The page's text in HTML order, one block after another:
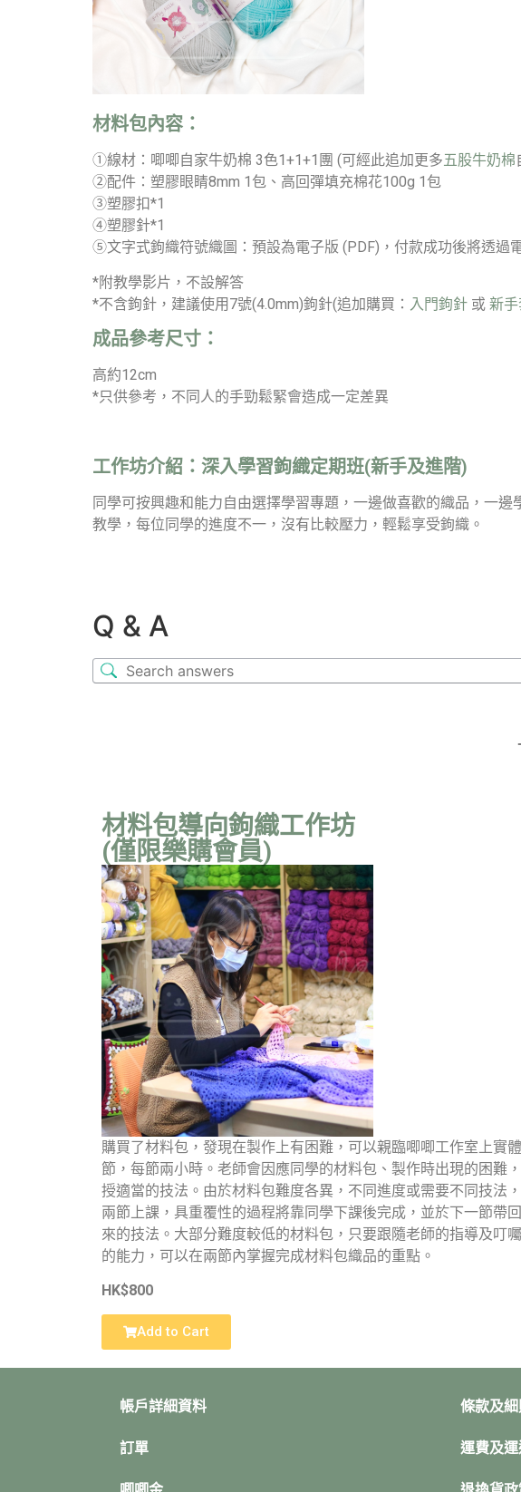
材料包內容：
①線材：唧唧自家牛奶棉 3色1+1+1團 (可經此追加更多五股牛奶棉
②配件：塑膠眼睛8mm 1包、高回彈填充棉花100g 1包
③塑膠扣*1
④塑膠針*1
⑤文字式鉤織符號織圖 ：預設為電子版 (PDF)，付款成功後將透
*附教學影片，不設解答
*不含鉤針，建議使用7號(4.0mm)鉤針(追加購買： 入門鉤針 或 新
成品參考尺寸：
高約12cm
*只供參考，不同人的手勁鬆緊會造成一定差異
工作坊介紹： 深入學習鉤織定期班(新手及進階)
同學可按興趣和能力自由選擇學習專題，一邊做喜歡的織品，一
教學，每位同學的進度不一，沒有比較壓力，輕鬆享受鉤織。
Q & A
材料包導向鉤織工作坊
(僅限樂購會員)
購買了材料包，發現在製作上有困難，可以親臨唧唧工作室上實
節，每節兩小時。老師會因應同學的材料包、製作時出現的困難
授適當的技法。由於材料包難度各異，不同進度或需要不同技法
兩節上課，具重覆性的過程將靠同學下課後完成，並於下一節帶
來的技法。大部分難度較低的材料包，只要跟隨老師的指導及叮
的能力，可以在兩節內掌握完成材料包織品的重點。
HK$800
Add to Cart
帳戶詳細資料
訂單
條款及細
運費及